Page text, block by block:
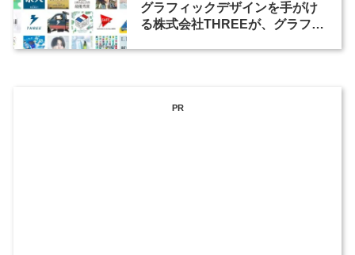
グラフィックデザインを手がけ
る株式会社THREEが、グラフィ
PR